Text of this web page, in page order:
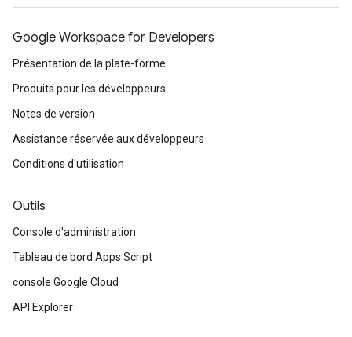
Google Workspace for Developers
Présentation de la plate-forme
Produits pour les développeurs
Notes de version
Assistance réservée aux développeurs
Conditions d'utilisation
Outils
Console d'administration
Tableau de bord Apps Script
console Google Cloud
API Explorer